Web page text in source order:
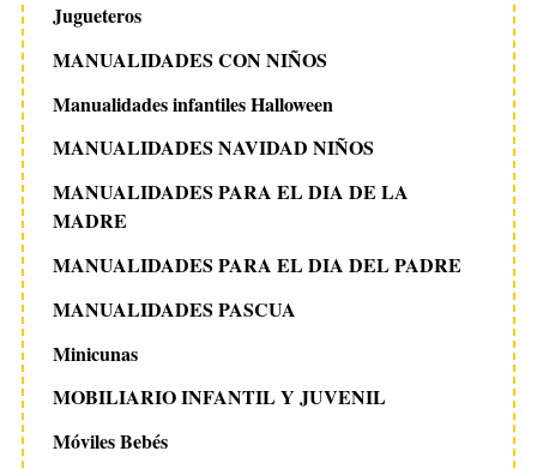
Jugueteros
MANUALIDADES CON NIÑOS
Manualidades infantiles Halloween
MANUALIDADES NAVIDAD NIÑOS
MANUALIDADES PARA EL DIA DE LA
MADRE
MANUALIDADES PARA EL DIA DEL PADRE
MANUALIDADES PASCUA
Minicunas
MOBILIARIO INFANTIL Y JUVENIL
Móviles Bebés